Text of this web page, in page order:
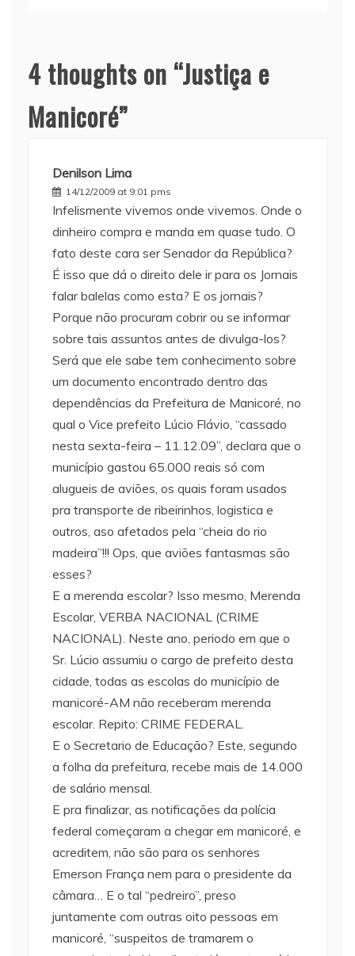
4 thoughts on “Justiça e
Manicoré”
Denilson Lima
14/12/2009 at 9:01 pms
Infelismente vivemos onde vivemos. Onde o
dinheiro compra e manda em quase tudo. O
fato deste cara ser Senador da República?
É isso que dá o direito dele ir para os Jornais
falar balelas como esta? E os jornais?
Porque não procuram cobrir ou se informar
sobre tais assuntos antes de divulga-los?
Será que ele sabe tem conhecimento sobre
um documento encontrado dentro das
dependências da Prefeitura de Manicoré, no
qual o Vice prefeito Lúcio Flávio, “cassado
nesta sexta-feira – 11.12.09”, declara que o
município gastou 65.000 reais só com
alugueis de aviões, os quais foram usados
pra transporte de ribeirinhos, logistica e
outros, aso afetados pela “cheia do rio
madeira”!!! Ops, que aviões fantasmas são
esses?
E a merenda escolar? Isso mesmo, Merenda
Escolar, VERBA NACIONAL (CRIME
NACIONAL). Neste ano, periodo em que o
Sr. Lúcio assumiu o cargo de prefeito desta
cidade, todas as escolas do município de
manicoré-AM não receberam merenda
escolar. Repito: CRIME FEDERAL.
E o Secretario de Educação? Este, segundo
a folha da prefeitura, recebe mais de 14.000
de salário mensal.
E pra finalizar, as notificações da polícia
federal começaram a chegar em manicoré, e
acreditem, não são para os senhores
Emerson França nem para o presidente da
câmara… E o tal “pedreiro”, preso
juntamente com outras oito pessoas em
manicoré, “suspeitos de tramarem o